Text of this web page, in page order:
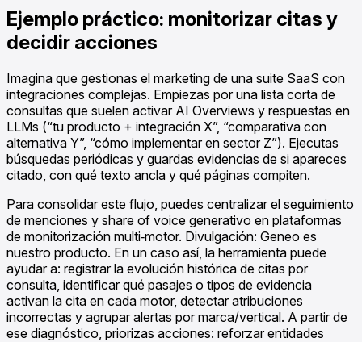
Ejemplo práctico: monitorizar citas y
decidir acciones
Imagina que gestionas el marketing de una suite SaaS con
integraciones complejas. Empiezas por una lista corta de
consultas que suelen activar AI Overviews y respuestas en
LLMs (“tu producto + integración X”, “comparativa con
alternativa Y”, “cómo implementar en sector Z”). Ejecutas
búsquedas periódicas y guardas evidencias de si apareces
citado, con qué texto ancla y qué páginas compiten.
Para consolidar este flujo, puedes centralizar el seguimiento
de menciones y share of voice generativo en plataformas
de monitorización multi‑motor. Divulgación: Geneo es
nuestro producto. En un caso así, la herramienta puede
ayudar a: registrar la evolución histórica de citas por
consulta, identificar qué pasajes o tipos de evidencia
activan la cita en cada motor, detectar atribuciones
incorrectas y agrupar alertas por marca/vertical. A partir de
ese diagnóstico, priorizas acciones: reforzar entidades